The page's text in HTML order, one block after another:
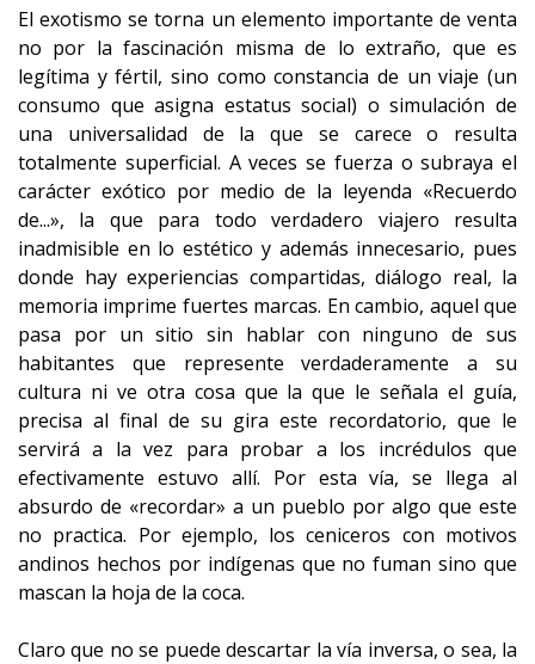
El exotismo se torna un elemento importante de venta
no por la fascinación misma de lo extraño, que es
legítima y fértil, sino como constancia de un viaje (un
consumo que asigna estatus social) o simulación de
una universalidad de la que se carece o resulta
totalmente superficial. A veces se fuerza o subraya el
carácter exótico por medio de la leyenda «Recuerdo
de...», la que para todo verdadero viajero resulta
inadmisible en lo estético y además innecesario, pues
donde hay experiencias compartidas, diálogo real, la
memoria imprime fuertes marcas. En cambio, aquel que
pasa por un sitio sin hablar con ninguno de sus
habitantes que represente verdaderamente a su
cultura ni ve otra cosa que la que le señala el guía,
precisa al final de su gira este recordatorio, que le
servirá a la vez para probar a los incrédulos que
efectivamente estuvo allí. Por esta vía, se llega al
absurdo de «recordar» a un pueblo por algo que este
no practica. Por ejemplo, los ceniceros con motivos
andinos hechos por indígenas que no fuman sino que
mascan la hoja de la coca.
Claro que no se puede descartar la vía inversa, o sea, la